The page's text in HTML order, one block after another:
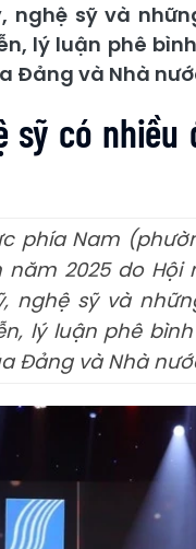
nghệ sỹ và
lý luận phê
Đảng và Nhà
sỹ có
phía Nam
2025 do Hội
nghệ sỹ và
lý luận phê
Đảng và Nhà